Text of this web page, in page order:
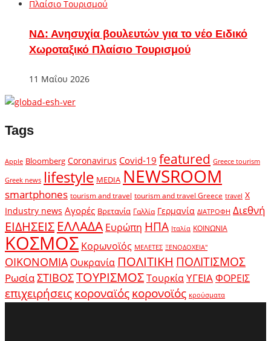
ΝΔ: Ανησυχία βουλευτών για το νέο Ειδικό
Χωροταξικό Πλαίσιο Τουρισμού
11 Μαΐου 2026
Tags
Apple Bloomberg Coronavirus Covid-19 featured Greece tourism
Greek news lifestyle MEDIA NEWSROOM
smartphones tourism and travel tourism and travel Greece travel X
Industry news Αγορές Βρετανία Γαλλία Γερμανία ΔΙΑΤΡΟΦΗ Διεθνή
ΕΙΔΗΣΕΙΣ ΕΛΛΑΔΑ Ευρώπη ΗΠΑ Ιταλία ΚΟΙΝΩΝΙΑ
ΚΟΣΜΟΣ Κορωνοϊός ΜΕΛΕΤΕΣ ΞΕΝΟΔΟΧΕΙΑ"
ΟΙΚΟΝΟΜΙΑ Ουκρανία ΠΟΛΙΤΙΚΗ ΠΟΛΙΤΙΣΜΟΣ
ΡωσίαΣΤΙΒΟΣΤΟΥΡΙΣΜΟΣΤουρκίαΥΓΕΙΑΦΟΡΕΙΣ
επιχειρήσειςκοροναϊόςκορονοϊός κρούσματα